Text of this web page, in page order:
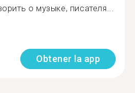
о музыке, писателя...
Obtener la app